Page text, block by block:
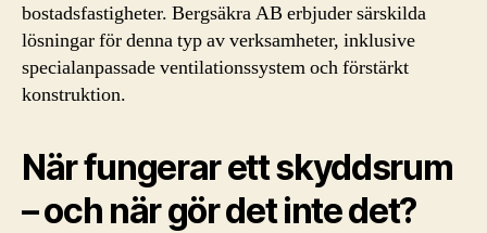
bostadsfastigheter. Bergsäkra AB erbjuder särskilda
lösningar för denna typ av verksamheter, inklusive
specialanpassade ventilationssystem och förstärkt
konstruktion.
När fungerar ett skyddsrum
– och när gör det inte det?